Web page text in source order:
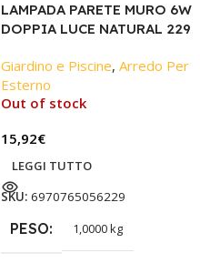
LAMPADA PARETE MURO 6W
DOPPIA LUCE NATURAL 229
Giardino e Piscine, Arredo Per
Esterno
Out of stock
15,92€
LEGGI TUTTO
SKU: 6970765056229
PESO 1,0000 kg